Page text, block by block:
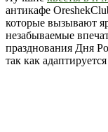
антикафе
которые вызывают
незабываемые
празднования Дня
так как